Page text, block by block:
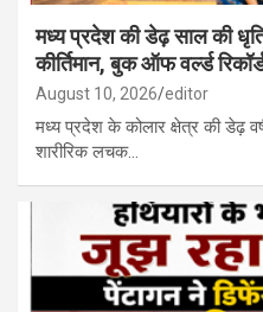
मध्य प्रदेश की डेढ़ साल की
कीर्तिमान, बुक ऑफ वर्ल्ड
August 10, 2026 editor
मध्य प्रदेश के कोलार क्षेत्र की डेढ़
शारीरिक लचक…